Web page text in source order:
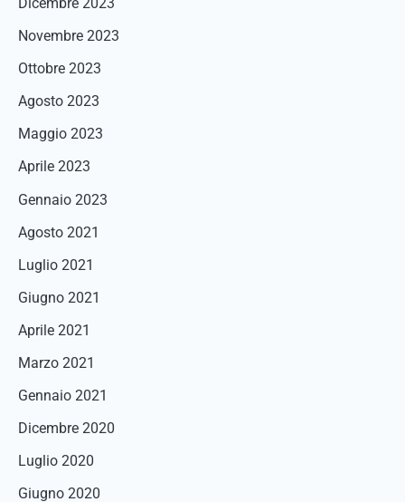
Novembre 2023
Ottobre 2023
Agosto 2023
Maggio 2023
Aprile 2023
Gennaio 2023
Agosto 2021
Luglio 2021
Giugno 2021
Aprile 2021
Marzo 2021
Gennaio 2021
Dicembre 2020
Luglio 2020
Giugno 2020